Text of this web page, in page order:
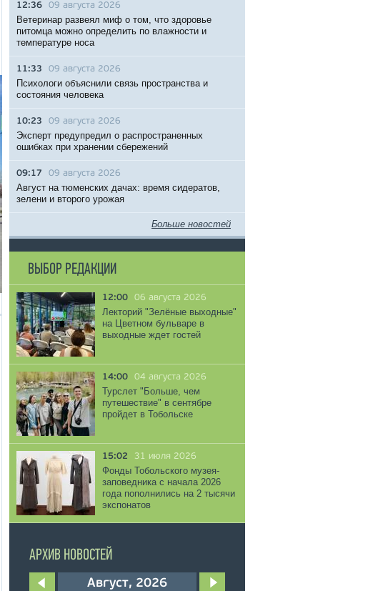
12:36 09 августа 2026
Ветеринар развеял миф о том, что здоровье
питомца можно определить по влажности и
температуре носа
11:33 09 августа 2026
Психологи объяснили связь пространства и
состояния человека
10:23 09 августа 2026
Эксперт предупредил о распространенных
ошибках при хранении сбережений
09:17 09 августа 2026
Август на тюменских дачах: время сидератов,
зелени и второго урожая
Больше новостей
ВЫБОР РЕДАКЦИИ
12:00 06 августа 2026
Лекторий "Зелёные выходные"
на Цветном бульваре в
выходные ждет гостей
14:00 04 августа 2026
Турслет "Больше, чем
путешествие" в сентябре
пройдет в Тобольске
15:02 31 июля 2026
Фонды Тобольского музея-
заповедника с начала 2026
года пополнились на 2 тысячи
экспонатов
АРХИВ НОВОСТЕЙ
Август, 2026